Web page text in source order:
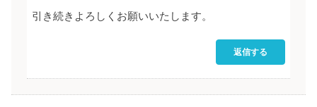
引き続きよろしくお願いいたします。
返信する